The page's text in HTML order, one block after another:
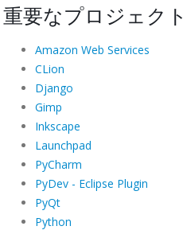
重要なプロジェクト
Amazon Web Services
CLion
Django
Gimp
Inkscape
Launchpad
PyCharm
PyDev - Eclipse Plugin
PyQt
Python